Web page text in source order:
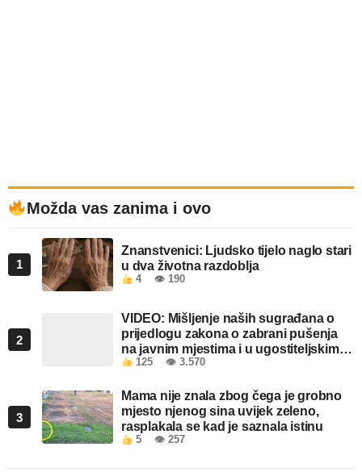
Možda vas zanima i ovo
1
Znanstvenici: Ljudsko tijelo naglo stari
u dva životna razdoblja
4 👁 190
2
VIDEO: Mišljenje naših sugrađana o
prijedlogu zakona o zabrani pušenja
na javnim mjestima i u ugostiteljskim
objektima u FBiH
125 👁 3.570
3
Mama nije znala zbog čega je grobno
mjesto njenog sina uvijek zeleno,
rasplakala se kad je saznala istinu
5 👁 257